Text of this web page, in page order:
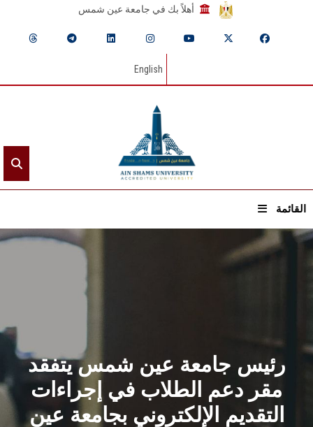
أهلاً بك في جامعة عين شمس
English
القائمة
القطاعـات
الشئون الأكاديمية
البحث العلمي
رئيس جامعة عين شمس يتفقد
مقر دعم الطلاب في إجراءات
التقديم الإلكتروني بجامعة عين